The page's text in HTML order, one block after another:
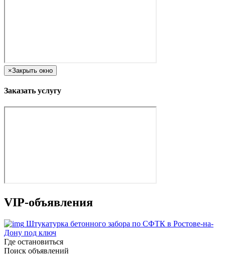
×Закрыть окно
Заказать услугу
VIP-объявления
Штукатурка бетонного забора по СФТК в Ростове-на-
Дону под ключ
Где остановиться
Поиск объявлений